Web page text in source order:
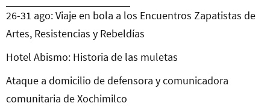
26-31 ago: Viaje en bola a los Encuentros Zapatistas de
Artes, Resistencias y Rebeldías
Hotel Abismo: Historia de las muletas
Ataque a domicilio de defensora y comunicadora
comunitaria de Xochimilco